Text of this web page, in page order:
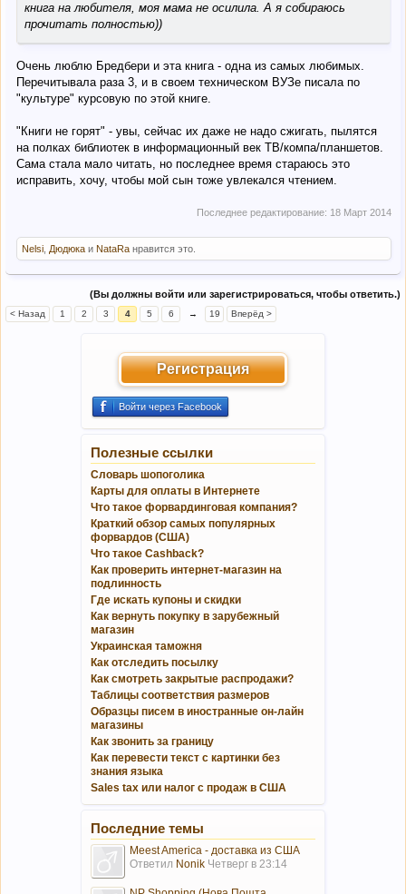
книга на любителя, моя мама не осилила. А я собираюсь
прочитать полностью))
Очень люблю Бредбери и эта книга - одна из самых любимых.
Перечитывала раза 3, и в своем техническом ВУЗе писала по
"культуре" курсовую по этой книге.
"Книги не горят" - увы, сейчас их даже не надо сжигать, пылятся
на полках библиотек в информационный век ТВ/компа/планшетов.
Сама стала мало читать, но последнее время стараюсь это
исправить, хочу, чтобы мой сын тоже увлекался чтением.
Последнее редактирование: 18 Март 2014
Nelsi Дюдюка и NataRa нравится это.
(Вы должны войти или зарегистрироваться, чтобы ответить.)
< Назад 1 2 3 4 5 6 → 19 Вперёд >
Регистрация
Войти через Facebook
Полезные ссылки
Словарь шопоголика
Карты для оплаты в Интернете
Что такое форвардинговая компания?
Краткий обзор самых популярных
форвардов (США)
Что такое Cashback?
Как проверить интернет-магазин на
подлинность
Где искать купоны и скидки
Как вернуть покупку в зарубежный
магазин
Украинская таможня
Как отследить посылку
Как смотреть закрытые распродажи?
Таблицы соответствия размеров
Образцы писем в иностранные он-лайн
магазины
Как звонить за границу
Как перевести текст с картинки без
знания языка
Sales tax или налог с продаж в США
Последние темы
Meest America - доставка из США
Ответил Nonik Четверг в 23:14